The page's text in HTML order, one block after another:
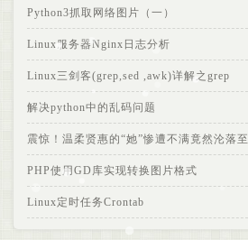
Python3抓取网络图片（一）
Linux服务器Nginx日志分析
Linux三剑客(grep,sed ,awk)详解之grep
解决python中的乱码问题
震惊！温柔贤惠的“她”惨遭不满竟然沦落至
PHP使用GD库实现转换图片格式
Linux定时任务Crontab